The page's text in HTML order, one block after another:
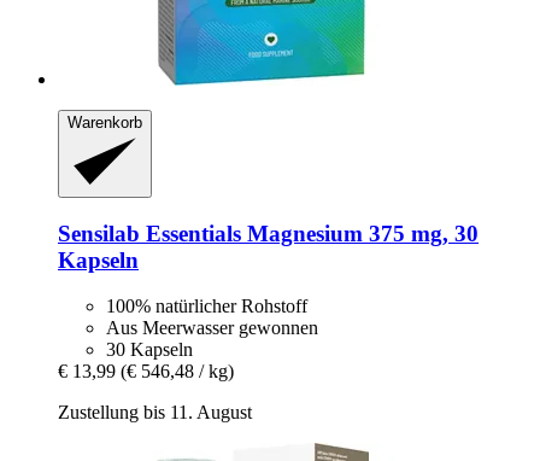
Warenkorb
Sensilab Essentials Magnesium 375 mg, 30
Kapseln
100% natürlicher Rohstoff
Aus Meerwasser gewonnen
30 Kapseln
€ 13,99 (€ 546,48 / kg)
Zustellung bis 11. August